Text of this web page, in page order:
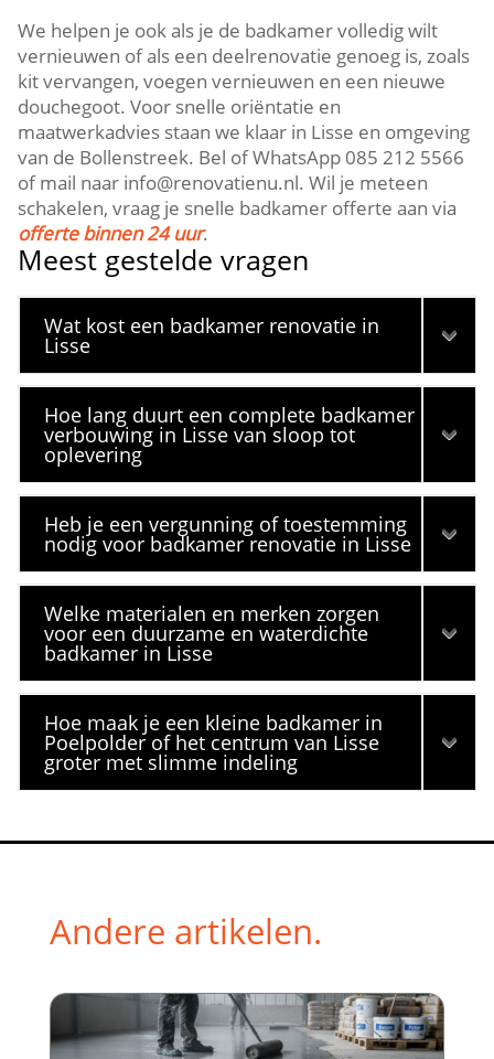
We helpen je ook als je de badkamer volledig wilt
vernieuwen of als een deelrenovatie genoeg is, zoals
kit vervangen, voegen vernieuwen en een nieuwe
douchegoot.​ Voor snelle oriëntatie en
maatwerkadvies staan we klaar in Lisse en omgeving
van de Bollenstreek.​ Bel of WhatsApp 085 212 5566
of mail naar info@renovatienu.​nl.​ Wil je meteen
schakelen, vraag je snelle badkamer offerte aan via
offerte binnen 24 uur.​
Meest gestelde vragen
Wat kost een badkamer renovatie in
Lisse
Hoe lang duurt een complete badkamer
verbouwing in Lisse van sloop tot
oplevering
Heb je een vergunning of toestemming
nodig voor badkamer renovatie in Lisse
Welke materialen en merken zorgen
voor een duurzame en waterdichte
badkamer in Lisse
Hoe maak je een kleine badkamer in
Poelpolder of het centrum van Lisse
groter met slimme indeling
Andere artikelen.